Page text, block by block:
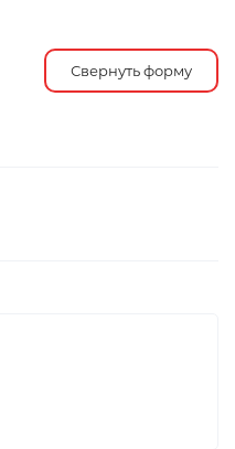
Свернуть форму